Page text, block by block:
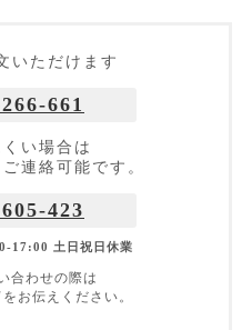
いただけます
661
い場合は
連絡可能です。
423
17:00 土日祝日休業
合わせの際は
をお伝えください。